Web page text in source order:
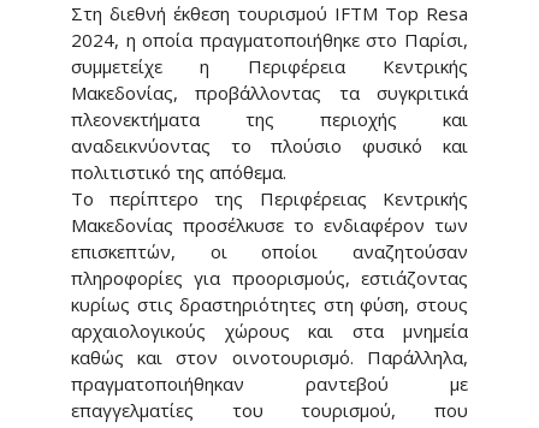
Στη διεθνή έκθεση τουρισμού IFTM Top Resa
2024, η οποία πραγματοποιήθηκε στο Παρίσι,
συμμετείχε η Περιφέρεια Κεντρικής
Μακεδονίας, προβάλλοντας τα συγκριτικά
πλεονεκτήματα της περιοχής και
αναδεικνύοντας το πλούσιο φυσικό και
πολιτιστικό της απόθεμα.
Το περίπτερο της Περιφέρειας Κεντρικής
Μακεδονίας προσέλκυσε το ενδιαφέρον των
επισκεπτών, οι οποίοι αναζητούσαν
πληροφορίες για προορισμούς, εστιάζοντας
κυρίως στις δραστηριότητες στη φύση, στους
αρχαιολογικούς χώρους και στα μνημεία
καθώς και στον οινοτουρισμό. Παράλληλα,
πραγματοποιήθηκαν ραντεβού με
επαγγελματίες του τουρισμού, που